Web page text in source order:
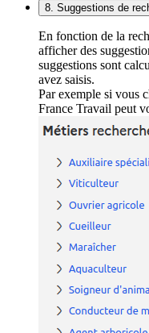
8. Suggestions de
En fonction de la
afficher des
suggestions sont
avez saisis.
Par exemple si vous
France Travail peut